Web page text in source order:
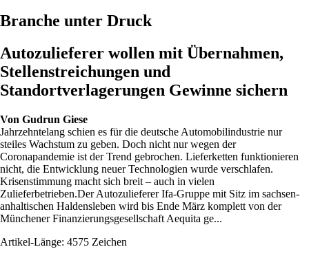
Branche unter Druck
Autozulieferer wollen mit Übernahmen,
Stellenstreichungen und
Standortverlagerungen Gewinne sichern
Von Gudrun Giese
Jahrzehntelang schien es für die deutsche Automobilindustrie nur
steiles Wachstum zu geben. Doch nicht nur wegen der
Coronapandemie ist der Trend gebrochen. Lieferketten funktionieren
nicht, die Entwicklung neuer Technologien wurde verschlafen.
Krisenstimmung macht sich breit – auch in vielen
Zulieferbetrieben.Der Autozulieferer Ifa-Gruppe mit Sitz im sachsen-
anhaltischen Haldensleben wird bis Ende März komplett von der
Münchener Finanzierungsgesellschaft Aequita ge...
Artikel-Länge: 4575 Zeichen